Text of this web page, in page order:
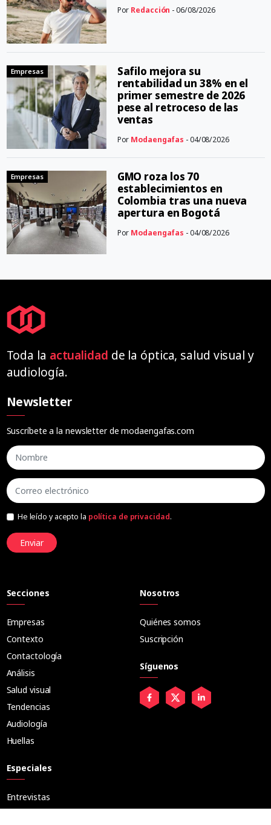
Por Redacción - 06/08/2026
Empresas
Safilo mejora su
rentabilidad un 38% en el
primer semestre de 2026
pese al retroceso de las
ventas
Por Modaengafas - 04/08/2026
Empresas
GMO roza los 70
establecimientos en
Colombia tras una nueva
apertura en Bogotá
Por Modaengafas - 04/08/2026
Toda la actualidad de la óptica, salud visual y
audiología.
Newsletter
Suscríbete a la newsletter de modaengafas.com
He leído y acepto la política de privacidad.
Enviar
Secciones
Empresas
Contexto
Contactología
Análisis
Salud visual
Tendencias
Audiología
Huellas
Especiales
Entrevistas
Nosotros
Quiénes somos
Suscripción
Síguenos